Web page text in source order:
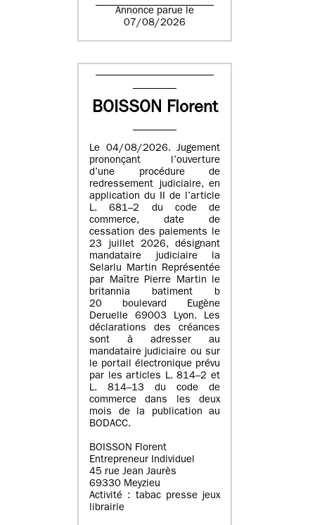
Annonce parue le
07/08/2026
BOISSON Florent
Le 04/08/2026. Jugement
prononçant l’ouverture
d’une procédure de
redressement judiciaire, en
application du II de l’article
L. 681–2 du code de
commerce, date de
cessation des paiements le
23 juillet 2026, désignant
mandataire judiciaire la
Selarlu Martin Représentée
par Maître Pierre Martin le
britannia batiment b
20 boulevard Eugène
Deruelle 69003 Lyon. Les
déclarations des créances
sont à adresser au
mandataire judiciaire ou sur
le portail électronique prévu
par les articles L. 814–2 et
L. 814–13 du code de
commerce dans les deux
mois de la publication au
BODACC.
BOISSON Florent
Entrepreneur Individuel
45 rue Jean Jaurès
69330 Meyzieu
Activité : tabac presse jeux
librairie